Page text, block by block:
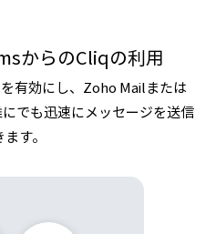
からのCliqの利用
有効にし、Zoho Mailまたは
でも迅速にメッセージを送信
す。